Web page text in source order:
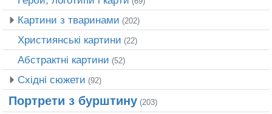
Картини з тваринами (202)
Християнські картини (22)
Абстрактні картини (52)
Східні сюжети (92)
Портрети з бурштину (203)